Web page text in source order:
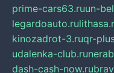
prime-cars63.ruun-
legardoauto.ru
kinozadrot-3.ruqr-
udalenka-club.ru
dash-cash-now.ru